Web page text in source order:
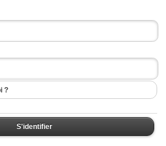
?
S'identifier